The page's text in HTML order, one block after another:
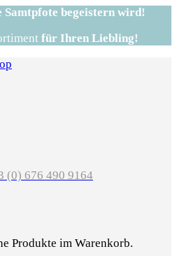
Samtpfote begeistern wird!
für Ihren Liebling!
(0) 676 490 9164
Produkte im Warenkorb.